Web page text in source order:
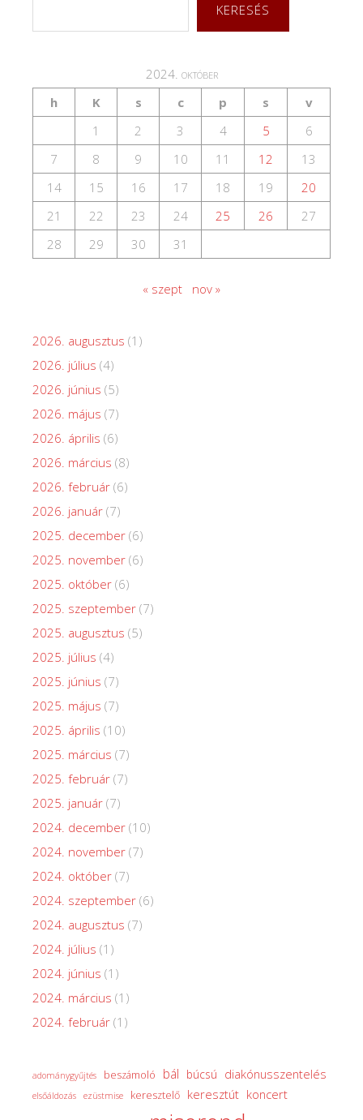
KERESÉS
2024. október
h
K s c p s
v
1
2 3 4 5
6
7
8 9 10 11 12
13
14
15 16 17 18 19
20
21
22 23 24 25 26
27
28
29 30 31
« szept nov »
2026. augusztus (1)
2026. július (4)
2026. június (5)
2026. május (7)
2026. április (6)
2026. március (8)
2026. február (6)
2026. január (7)
2025. december (6)
2025. november (6)
2025. október (6)
2025. szeptember (7)
2025. augusztus (5)
2025. július (4)
2025. június (7)
2025. május (7)
2025. április (10)
2025. március (7)
2025. február (7)
2025. január (7)
2024. december (10)
2024. november (7)
2024. október (7)
2024. szeptember (6)
2024. augusztus (7)
2024. július (1)
2024. június (1)
2024. március (1)
2024. február (1)
adománygyűjtés beszámoló bál búcsú diakónusszentelés
elsőáldozás ezüstmise keresztelő keresztút koncert